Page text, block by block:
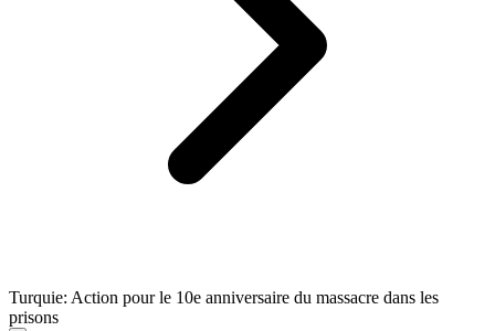
Turquie: Action pour le 10e anniversaire du massacre dans les
prisons